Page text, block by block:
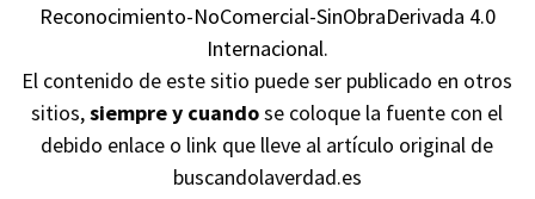
Reconocimiento-NoComercial-SinObraDerivada 4.0
Internacional.
El contenido de este sitio puede ser publicado en otros
sitios,siempre y cuandose coloque la fuente con el
debido enlace o link que lleve al artículo original de
buscandolaverdad.es